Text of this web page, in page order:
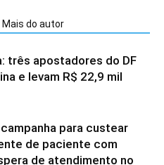
Mais do autor
três apostadores do DF
e levam R$ 22,9 mil
para custear
de paciente com
de atendimento no